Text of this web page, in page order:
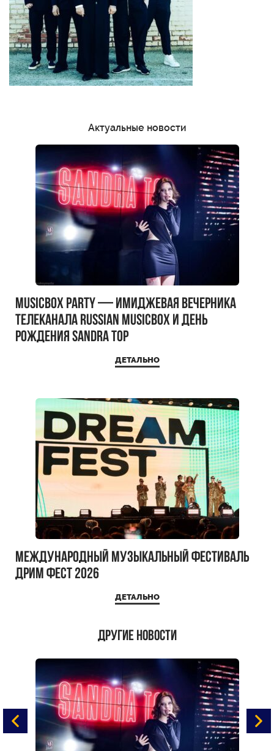
Актуальные новости
MUSICBOX PARTY — имиджевая вечерника
телеканала RUSSIAN MUSICBOX и день
рождения Sandra Top
ДЕТАЛЬНО
Международный музыкальный фестиваль
ДРИМ ФЕСТ 2026
ДЕТАЛЬНО
Другие новости